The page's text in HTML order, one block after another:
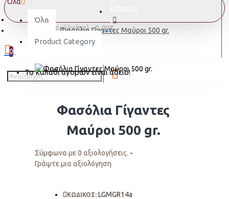
ΕΓΓΡΑΦΗ
Όλα
Product Category
0 προϊόν(τα) - 0,00€
0
Το καλάθι αγορών είναι άδειο!
Φασόλια Γίγαντες Μαύροι 500 gr.
Φασόλια Γίγαντες
Μαύροι 500 gr.
Σύμφωνα με 0 αξιολογήσεις. -
Γράψτε μια αξιολόγηση
ΚΩΔΙΚΟΣ: LGMGR14a